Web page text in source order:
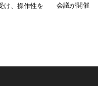
け、操作性を
会議が開催